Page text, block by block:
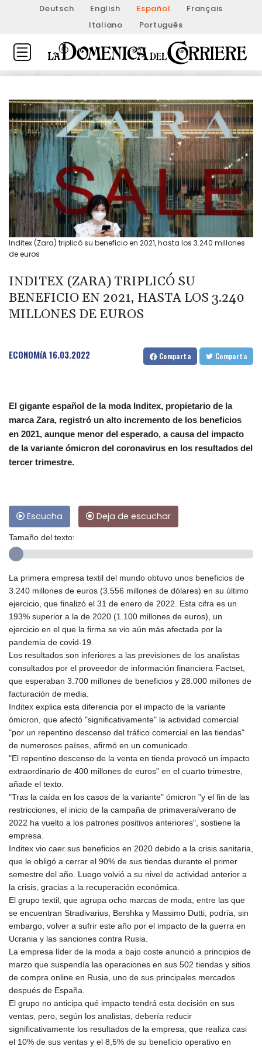
Deutsch English Español
Français
Italiano
Português
Inditex (Zara) triplicó su beneficio en 2021, hasta los 3.240 millones
de euros
INDITEX (ZARA) TRIPLICÓ SU
BENEFICIO EN 2021, HASTA LOS 3.240
MILLONES DE EUROS
ECONOMíA16.03.2022 Comparta Comparta
El gigante español de la moda Inditex, propietario de la
marca Zara, registró un alto incremento de los beneficios
en 2021, aunque menor del esperado, a causa del impacto
de la variante ómicron del coronavirus en los resultados del
tercer trimestre.
Escucha Deja de escuchar
Tamaño del texto:
La primera empresa textil del mundo obtuvo unos beneficios de
3.240 millones de euros (3.556 millones de dólares) en su último
ejercicio, que finalizó el 31 de enero de 2022. Esta cifra es un
193% superior a la de 2020 (1.100 millones de euros), un
ejercicio en el que la firma se vio aún más afectada por la
pandemia de covid-19.
Los resultados son inferiores a las previsiones de los analistas
consultados por el proveedor de información financiera Factset,
que esperaban 3.700 millones de beneficios y 28.000 millones de
facturación de media.
Inditex explica esta diferencia por el impacto de la variante
ómicron, que afectó "significativamente" la actividad comercial
"por un repentino descenso del tráfico comercial en las tiendas"
de numerosos países, afirmó en un comunicado.
"El repentino descenso de la venta en tienda provocó un impacto
extraordinario de 400 millones de euros" en el cuarto trimestre,
añade el texto.
"Tras la caída en los casos de la variante" ómicron "y el fin de las
restricciones, el inicio de la campaña de primavera/verano de
2022 ha vuelto a los patrones positivos anteriores", sostiene la
empresa.
Inditex vio caer sus beneficios en 2020 debido a la crisis sanitaria,
que le obligó a cerrar el 90% de sus tiendas durante el primer
semestre del año. Luego volvió a su nivel de actividad anterior a
la crisis, gracias a la recuperación económica.
El grupo textil, que agrupa ocho marcas de moda, entre las que
se encuentran Stradivarius, Bershka y Massimo Dutti, podría, sin
embargo, volver a sufrir este año por el impacto de la guerra en
Ucrania y las sanciones contra Rusia.
La empresa líder de la moda a bajo coste anunció a principios de
marzo que suspendía las operaciones en sus 502 tiendas y sitios
de compra online en Rusia, uno de sus principales mercados
después de España.
El grupo no anticipa qué impacto tendrá esta decisión en sus
ventas, pero, según los analistas, debería reducir
significativamente los resultados de la empresa, que realiza casi
el 10% de sus ventas y el 8,5% de su beneficio operativo en